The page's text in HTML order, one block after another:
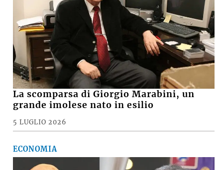
La scomparsa di Giorgio Marabini, un
grande imolese nato in esilio
5 LUGLIO 2026
ECONOMIA